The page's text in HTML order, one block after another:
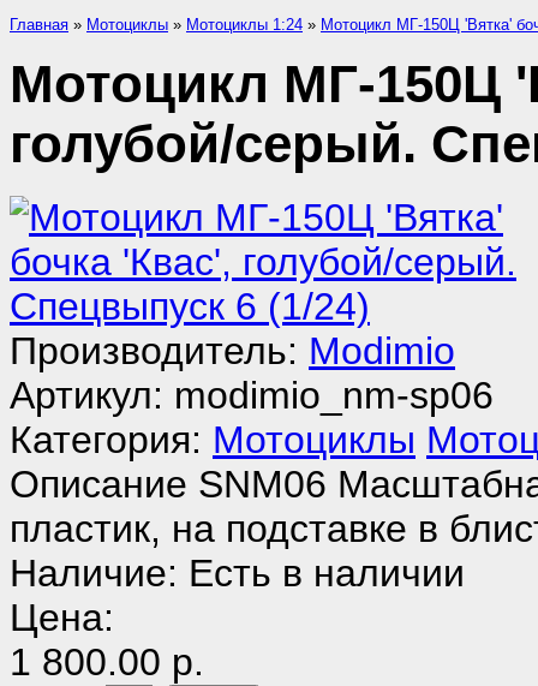
Главная » Мотоциклы » Мотоциклы 1:24 » Мотоцикл МГ-150Ц 'Вятка'
Мотоцикл МГ-150Ц
голубой/серый.
Производитель: Modimio
Артикул: modimio_nm-sp06
Категория: Мотоциклы
Описание SNM06
пластик, на подставке в
Наличие: Есть в наличии
Цена:
1 800.00 р.